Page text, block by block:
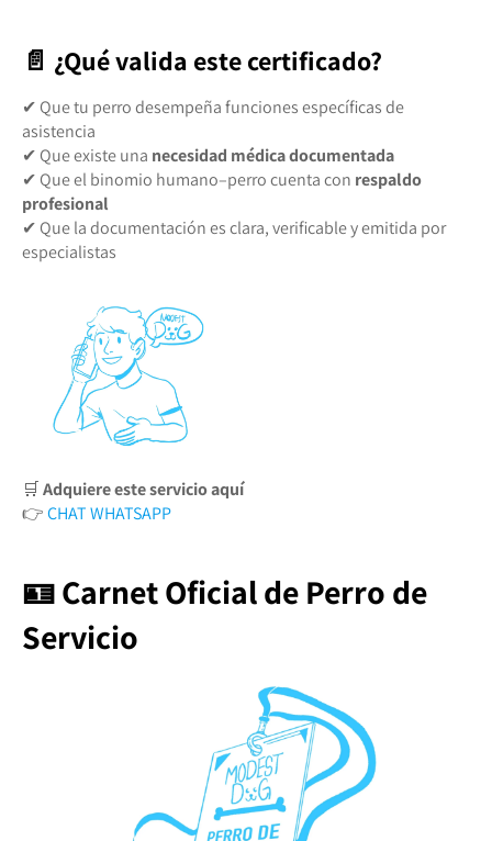
📄 ¿Qué valida este certificado?
✔ Que tu perro desempeña funciones específicas de
asistencia
✔ Que existe una necesidad médica documentada
✔ Que el binomio humano–perro cuenta con respaldo
profesional
✔ Que la documentación es clara, verificable y emitida por
especialistas
🛒Adquiere este servicio aquí
👉CHAT WHATSAPP
🪪 Carnet Oficial de Perro de
Servicio